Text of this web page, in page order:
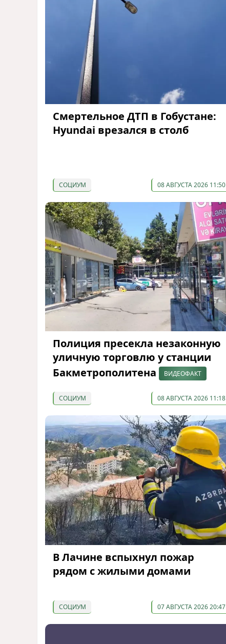
Смертельное ДТП в Гобустане:
Hyundai врезался в столб
СОЦИУМ 08 АВГУСТА 2026 11:50
Полиция пресекла незаконную
уличную торговлю у станции
Бакметрополитена
ВИДЕОФАКТ
СОЦИУМ 08 АВГУСТА 2026 11:18
В Лачине вспыхнул пожар
рядом с жилыми домами
СОЦИУМ 07 АВГУСТА 2026 20:47